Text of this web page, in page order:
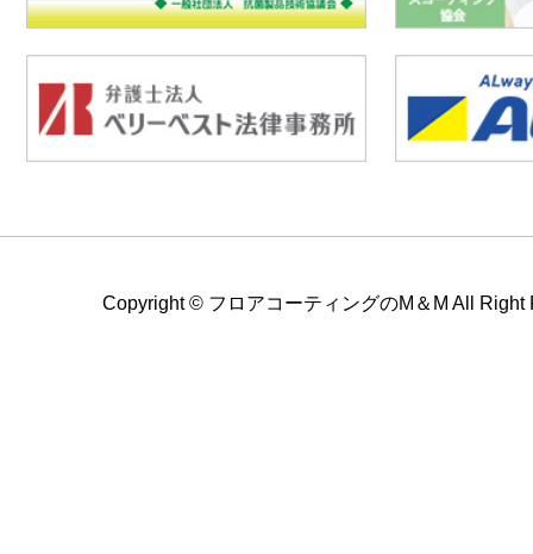
Copyright © フロアコーティングのM＆M All Right